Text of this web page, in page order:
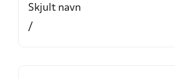
Skjult navn
/